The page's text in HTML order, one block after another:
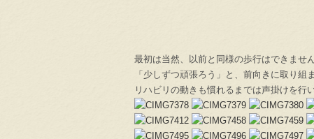
最初は当然、以前と同様の歩行はできません
「少しずつ頑張ろう」と、前向きに取り組
リハビリの動きも慣れるまでは声掛けを行